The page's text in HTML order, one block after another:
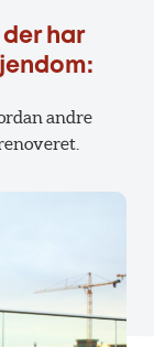
har
andre